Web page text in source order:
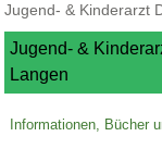
Jugend- & Kinderarzt
Jugend- &
Langen
Informationen, Bücher